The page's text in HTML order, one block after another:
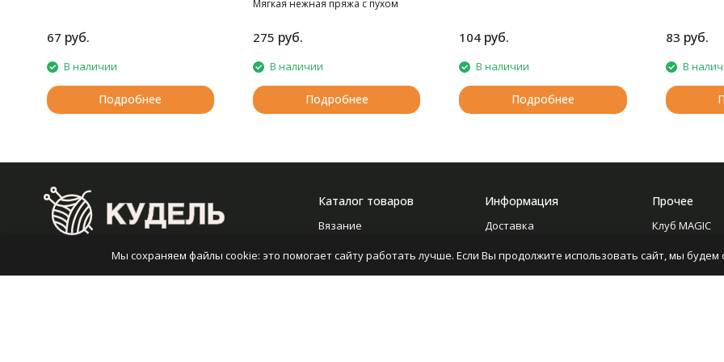
67 руб.
В наличии
Подробнее
Мягкая нежная пряжа с пухом
275 руб.
В наличии
Подробнее
104 руб.
В наличии
Подробнее
83 руб.
В
2008-2026 © Кудель — Интернет-гипермаркет
Каталог товаров
Вязание
Информация
Доставка
Новости
Прочее
Клуб MAGIC
Мы сохраняем файлы cookie: это помогает сайту работать лучше. Если Вы продолжите использовать сайт, мы будем